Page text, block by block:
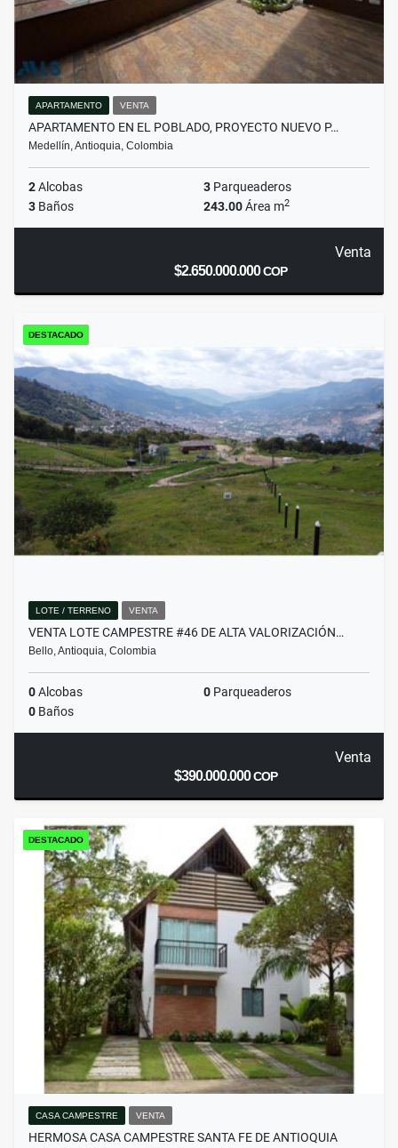
APARTAMENTO VENTA
APARTAMENTO EN EL POBLADO, PROYECTO NUEVO P…
Medellín, Antioquia, Colombia
2Alcobas 3 Parqueaderos
3 Baños 243.00Área m2
Venta
$2.650.000.000COP
DESTACADO
LOTE / TERRENO VENTA
VENTA LOTE CAMPESTRE #46 DE ALTA VALORIZACIÓN…
Bello, Antioquia, Colombia
0Alcobas 0 Parqueaderos
0 Baños
Venta
$390.000.000COP
DESTACADO
CASA CAMPESTRE VENTA
HERMOSA CASA CAMPESTRE SANTA FE DE ANTIOQUIA